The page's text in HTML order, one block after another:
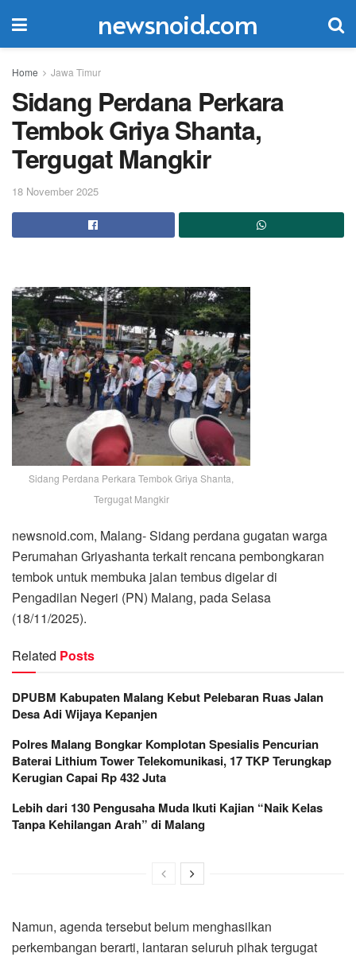
newsnoid.com
Home Jawa Timur
Sidang Perdana Perkara
Tembok Griya Shanta,
Tergugat Mangkir
18 November 2025
Sidang Perdana Perkara Tembok Griya Shanta,
Tergugat Mangkir
newsnoid.com, Malang- Sidang perdana gugatan warga
Perumahan Griyashanta terkait rencana pembongkaran
tembok untuk membuka jalan tembus digelar di
Pengadilan Negeri (PN) Malang, pada Selasa
(18/11/2025).
Related Posts
DPUBM Kabupaten Malang Kebut Pelebaran Ruas Jalan
Desa Adi Wijaya Kepanjen
Polres Malang Bongkar Komplotan Spesialis Pencurian
Baterai Lithium Tower Telekomunikasi, 17 TKP Terungkap
Kerugian Capai Rp 432 Juta
Lebih dari 130 Pengusaha Muda Ikuti Kajian “Naik Kelas
Tanpa Kehilangan Arah” di Malang
Namun, agenda tersebut belum menghasilkan
perkembangan berarti, lantaran seluruh pihak tergugat